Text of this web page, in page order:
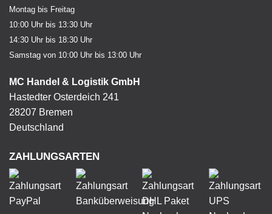
Montag bis Freitag
10:00 Uhr bis 13:30 Uhr
14:30 Uhr bis 18:30 Uhr
Samstag von 10:00 Uhr bis 13:00 Uhr
MC Handel & Logistik GmbH
Hastedter Osterdeich 241
28207 Bremen
Deutschland
ZAHLUNGSARTEN